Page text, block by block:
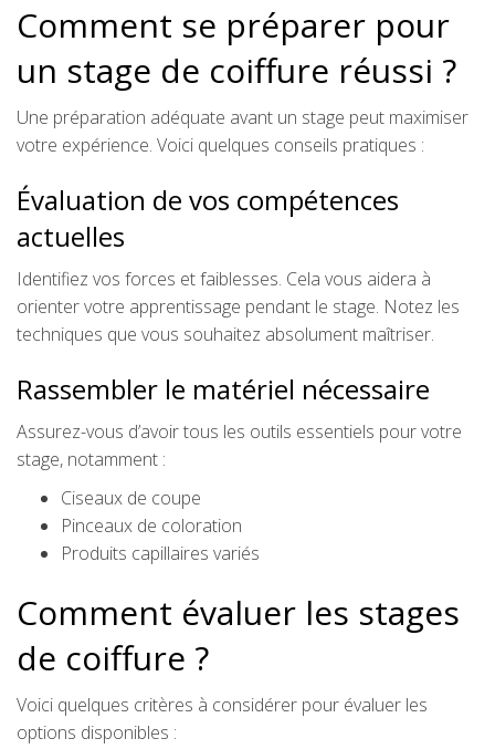
Comment se préparer pour
un stage de coiffure réussi ?
Une préparation adéquate avant un stage peut maximiser
votre expérience. Voici quelques conseils pratiques :
Évaluation de vos compétences
actuelles
Identifiez vos forces et faiblesses. Cela vous aidera à
orienter votre apprentissage pendant le stage. Notez les
techniques que vous souhaitez absolument maîtriser.
Rassembler le matériel nécessaire
Assurez-vous d’avoir tous les outils essentiels pour votre
stage, notamment :
Ciseaux de coupe
Pinceaux de coloration
Produits capillaires variés
Comment évaluer les stages
de coiffure ?
Voici quelques critères à considérer pour évaluer les
options disponibles :